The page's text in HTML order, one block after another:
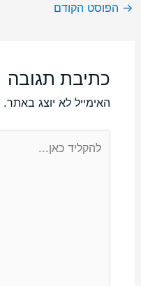
→ הפוסט הקודם
כתיבת תגובה
האימייל לא יוצג באתר.